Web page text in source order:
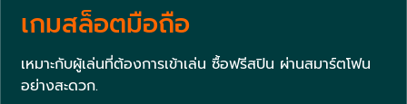
เกมสล็อตมือถือ
เหมาะกับผู้เล่นที่ต้องการเข้าเล่น ซื้อฟรีสปิน ผ่านสมาร์ตโฟน
อย่างสะดวก.